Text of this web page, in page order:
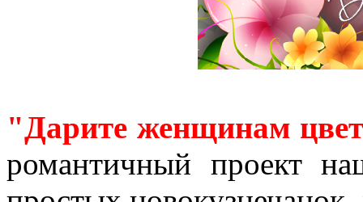
"Дарите женщинам
романтичный проект